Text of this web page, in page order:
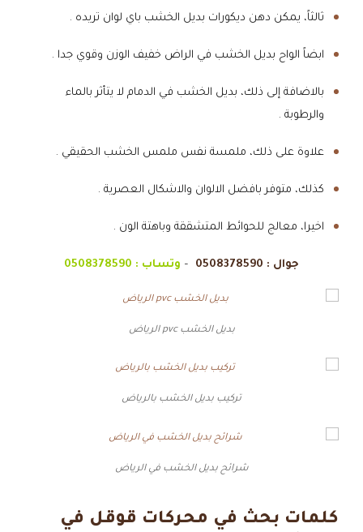
ثالثاً، يمكن دهن ديكورات بديل الخشب باي لوان تريده .
ابضاً الواح بديل الخشب في الراض خفيف الوزن وقوي جدا .
بالاضافة إلى ذلك، بديل الخشب في الدمام لا يتأثر بالماء
والرطوبة .
علاوة على ذلك، ملمسة نفس ملمس الخشب الحقيقي .
كذلك، متوفر بافضل الالوان والاشكال العصرية .
اخيرا، معالج للحوائط المتشققة وباهتة الون .
جوال : 0508378590
– وتساب : 0508378590
بديل الخشب pvc الرياض
تركيب بديل الخشب بالرياض
شرائح بديل الخشب في الرياض
كلمات بحث في محركات قوقل في